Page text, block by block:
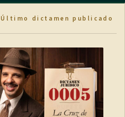
Último dictamen publicado